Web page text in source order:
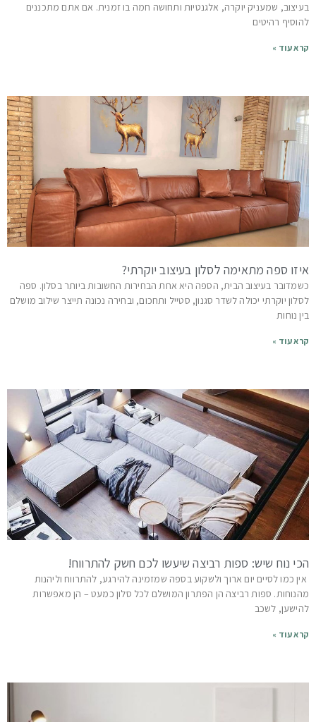
בעיצוב, שמעניק יוקרה, אלגנטיות ותחושה חמה בו זמנית. אם אתם מתכננים
להוסיף רהיטים
קרא עוד »
איזו ספה מתאימה לסלון בעיצוב יוקרתי?
כשמדובר בעיצוב הבית, הספה היא אחת הבחירות החשובות ביותר בסלון. ספה
לסלון יוקרתי יכולה לשדר סגנון, סטייל ותחכום, ובחירה נכונה תייצר שילוב מושלם
בין נוחות
קרא עוד »
הכי נוח שיש: ספות רביצה שיעשו לכם חשק להתרווח!
אין כמו לסיים יום ארוך ולשקוע בספה שמזמינה להירגע, להתרווח וליהנות
מהנוחות. ספות רביצה הן הפתרון המושלם לכל סלון כמעט – הן מאפשרות
להישען, לשכב
קרא עוד »